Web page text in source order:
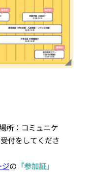
所：コミュニケ
付をしてくださ
ジの 「参加証」